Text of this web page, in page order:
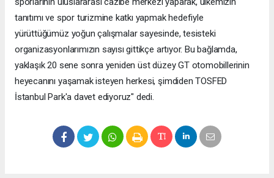
tanıtımı ve spor turizmine katkı yapmak hedefiyle
yürüttüğümüz yoğun çalışmalar sayesinde, tesisteki
organizasyonlarımızın sayısı gittikçe artıyor. Bu bağlamda,
yaklaşık 20 sene sonra yeniden üst düzey GT otomobillerinin
heyecanını yaşamak isteyen herkesi, şimdiden TOSFED
İstanbul Park'a davet ediyoruz" dedi.